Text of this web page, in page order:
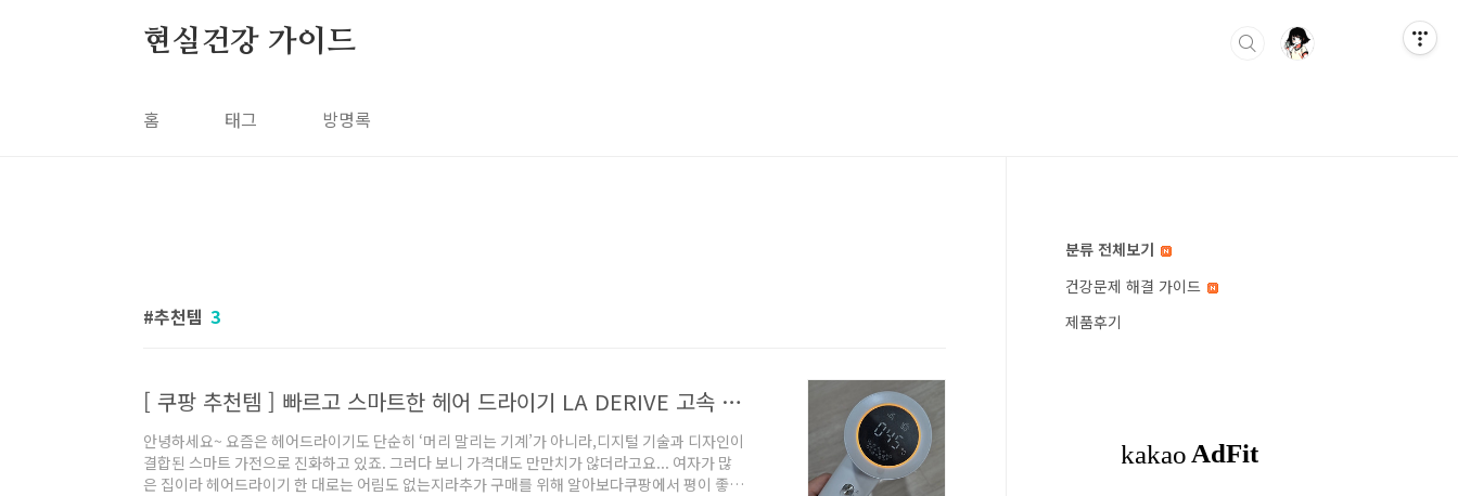
현실건강 가이드
홈 태그 방명록
추천템 3
[ 쿠팡 추천템 ] 빠르고 스마트한 헤어 드라이기 LA DERIVE 고속 디지털 드라이기 구매후기
안녕하세요~ 요즘은 헤어드라이기도 단순히 ‘머리 말리는 기계’가 아니라,디지털 기술과 디자인이
결합된 스마트 가전으로 진화하고 있죠. 그러다 보니 가격대도 만만치가 않더라고요... 여자가 많
은 집이라 헤어드라이기 한 대로는 어림도 없는지라추가 구매를 위해 알아보다쿠팡에서 평이 좋던
분류 전체보기
건강문제 해결 가이드
제품후기